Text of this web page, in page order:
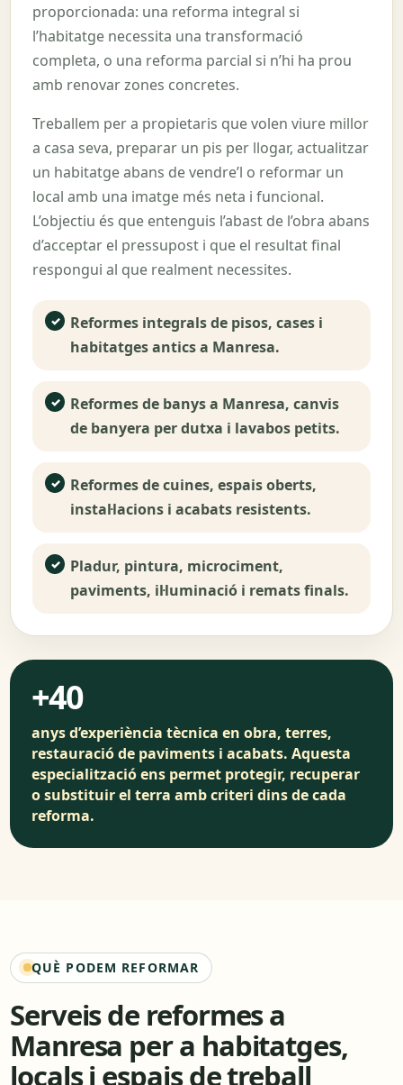
proporcionada: una reforma integral si
l’habitatge necessita una transformació
completa, o una reforma parcial si n’hi ha prou
amb renovar zones concretes.
Treballem per a propietaris que volen viure millor
a casa seva, preparar un pis per llogar, actualitzar
un habitatge abans de vendre’l o reformar un
local amb una imatge més neta i funcional.
L’objectiu és que entenguis l’abast de l’obra abans
d’acceptar el pressupost i que el resultat final
respongui al que realment necessites.
Reformes integrals de pisos, cases i
habitatges antics a Manresa.
Reformes de banys a Manresa, canvis
de banyera per dutxa i lavabos petits.
Reformes de cuines, espais oberts,
instal·lacions i acabats resistents.
Pladur, pintura, microciment,
paviments, il·luminació i remats finals.
+40
anys d’experiència tècnica en obra, terres,
restauració de paviments i acabats. Aquesta
especialització ens permet protegir, recuperar
o substituir el terra amb criteri dins de cada
reforma.
QUÈ PODEM REFORMAR
Serveis de reformes a
Manresa per a habitatges,
locals i espais de treball